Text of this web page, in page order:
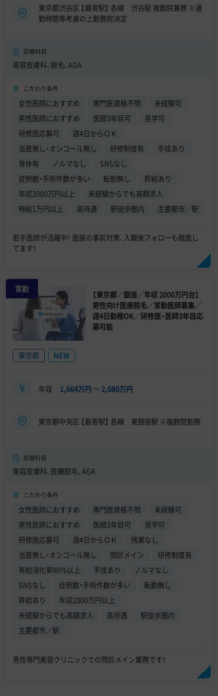
東京都渋谷区 【最寄駅】 各線 渋谷駅 複数院兼務 ※通
勤時間等考慮の上勤務院決定
診療科目
美容皮膚科、脱毛、AGA
こだわり条件
女性医師におすすめ 専門医資格不問
未経験可
男性医師におすすめ
医師3年目可
見学可
研修医応募可
週4日からＯＫ
当直無し・オンコール無し
研修制度有
手技あり
育休有
ノルマなし
SNSなし
症例数・手術件数が多い
転勤無し
昇給あり
年収2000万円以上
未経験からでも高額求人
時給1万円以上
高待遇 駅徒歩圏内 主要都市／駅
若手医師が活躍中！ 面接の事前対策、入職後フォローも徹底し
てます！
常勤
【東京都／銀座／年収 2000万円台】
男性向け医療脱毛／常勤医師募集／
週4日勤務OK／研修医・医師3年目応
募可能
東京都 NEW
年収 1,664万円 〜2,080万円
東京都中央区 【最寄駅】 各線 東銀座駅 ※複数院勤務
診療科目
美容皮膚科、医療脱毛、AGA
こだわり条件
女性医師におすすめ 専門医資格不問
未経験可
男性医師におすすめ
医師3年目可
見学可
研修医応募可
週4日からＯＫ
残業なし
当直無し・オンコール無し
問診メイン
研修制度有
有給消化率90%以上
手技あり
ノルマなし
SNSなし
症例数・手術件数が多い
転勤無し
昇給あり
年収2000万円以上
未経験からでも高額求人
高待遇
駅徒歩圏内
主要都市／駅
男性専門美容クリニックでの問診メイン業務です！